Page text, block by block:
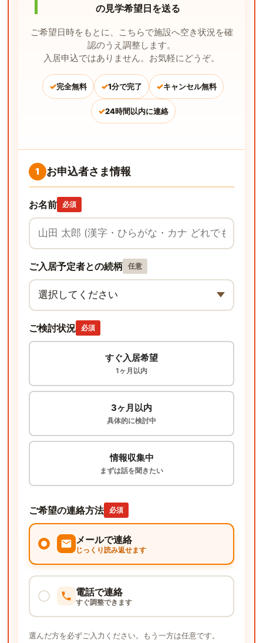
の見学希望日を送る
ご希望日時をもとに、こちらで施設へ空き状況を確
認のうえ調整します。
入居申込ではありません。お気軽にどうぞ。
✓完全無料 ✓1分で完了 ✓キャンセル無料
✓24時間以内に連絡
1 お申込者さま情報
お名前 必須
ご入居予定者との続柄 任意
ご検討状況 必須
すぐ入居希望
1ヶ月以内
3ヶ月以内
具体的に検討中
情報収集中
まずは話を聞きたい
ご希望の連絡方法 必須
メールで連絡
じっくり読み返せます
電話で連絡
すぐ調整できます
選んだ方を必ずご入力ください。もう一方は任意です。